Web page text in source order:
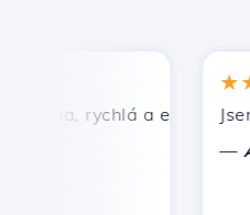
rychlá a efektivníJsem